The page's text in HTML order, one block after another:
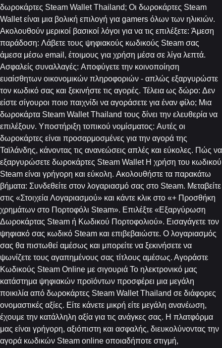
δωροκάρτες Steam Wallet Thailand; Οι δωροκάρτες Steam
Wallet είναι μια βολική επιλογή για gamers όλων των ηλικιών.
Ακολουθούν μερικοί βασικοί λόγοι για να τις επιλέξετε: Άμεση
παράδοση: Λάβετε τους ψηφιακούς κωδικούς Steam σας
άμεσα μέσω email, έτοιμους για χρήση μέσα σε λίγα λεπτά.
Ασφαλείς συναλλαγές: Αποφύγετε την κοινοποίηση
ευαίσθητων οικονομικών πληροφοριών - απλώς εξαργυρώστε
τον κωδικό σας και ξεκινήστε τις αγορές. Τέλεια ως δώρο: Δεν
είστε σίγουροι ποιο παιχνίδι να αγοράσετε για έναν φίλο; Μια
δωροκάρτα Steam Wallet Thailand τους δίνει την ελευθερία να
επιλέξουν. Υποστήριξη τοπικού νομίσματος: Αυτές οι
δωροκάρτες είναι προσαρμοσμένες για την αγορά της
Ταϊλάνδης, κάνοντας τις ανανεώσεις απλές και εύκολες. Πώς να
εξαργυρώσετε δωροκάρτες Steam Wallet Η χρήση του κωδικού
Steam είναι γρήγορη και εύκολη. Ακολουθήστε τα παρακάτω
βήματα: Συνδεθείτε στον λογαριασμό σας στο Steam. Μεταβείτε
στις «Στοιχεία Λογαριασμού» και κάντε κλικ στο «+ Προσθήκη
χρημάτων στο Πορτοφόλι Steam». Επιλέξτε «Εξαργύρωση
Δωροκάρτας Steam ή Κωδικού Πορτοφολιού». Εισαγάγετε τον
ψηφιακό σας κωδικό Steam και επιβεβαιώστε. Ο λογαριασμός
σας θα πιστωθεί αμέσως και μπορείτε να ξεκινήσετε να
ψωνίζετε τους αγαπημένους σας τίτλους αμέσως. Αγοράστε
Κωδικούς Steam Online με σιγουριά Το ηλεκτρονικό μας
κατάστημα ψηφιακών προϊόντων προσφέρει μια μεγάλη
ποικιλία από δωροκάρτες Steam Wallet Thailand σε διάφορες
ονομαστικές αξίες. Είτε κάνετε μικρή είτε μεγάλη ανανέωση,
έχουμε την κατάλληλη αξία για τις ανάγκες σας. Η πλατφόρμα
μας είναι γρήγορη, αξιόπιστη και ασφαλής, διευκολύνοντας την
αγορά κωδικών Steam online οποιαδήποτε στιγμή,